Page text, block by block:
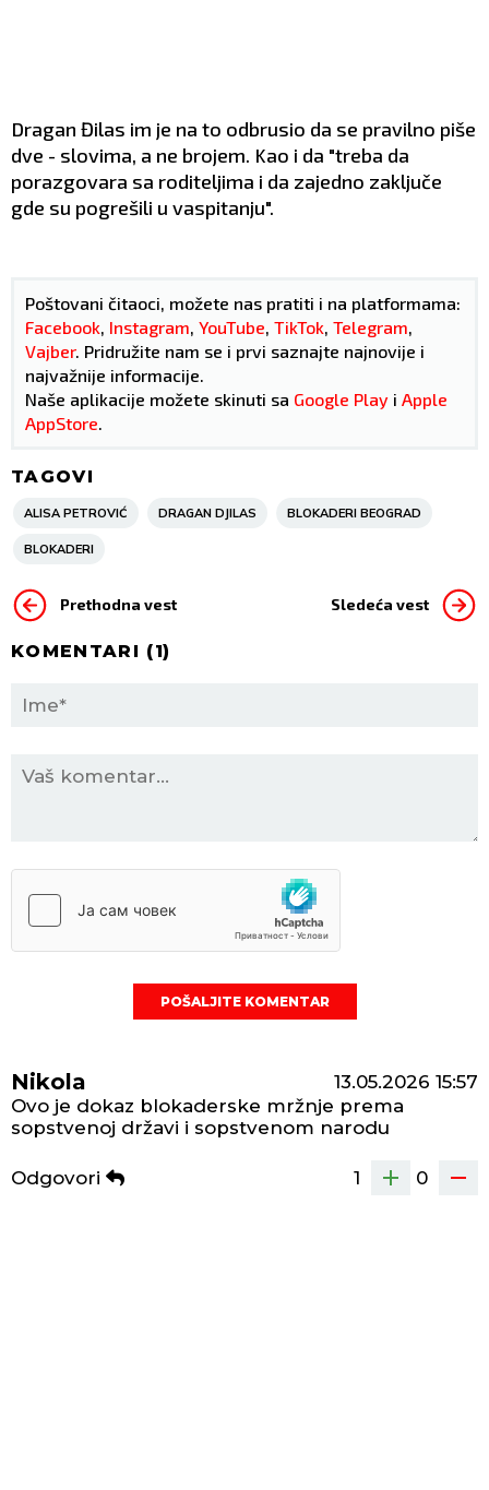
Dragan Đilas im je na to odbrusio da se pravilno piše
dve - slovima, a ne brojem. Kao i da "treba da
porazgovara sa roditeljima i da zajedno zaključe
gde su pogrešili u vaspitanju".
Poštovani čitaoci, možete nas pratiti i na platformama:
Facebook Instagram YouTube TikTok Telegram
Vajber. Pridružite nam se i prvi saznajte najnovije i
najvažnije informacije.
Naše aplikacije možete skinuti sa Google Play i Apple
AppStore
TAGOVI
ALISA PETROVIĆ DRAGAN DJILAS BLOKADERI BEOGRAD
BLOKADERI
Prethodna vest Sledeća vest
KOMENTARI (1)
POŠALJITE KOMENTAR
Nikola 13.05.2026 15:57
Ovo je dokaz blokaderske mržnje prema
sopstvenoj državi i sopstvenom narodu
Odgovori 1 0